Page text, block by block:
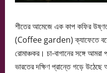
শীতের আমেজে এক কাপ কফির
(Coffee garden) ক্যাফেতে
রোমাঞ্চকর। চা-বাগানের সঙ্গে
ভারতের দক্ষিণ প্রান্তে গড়ে উঠেছে